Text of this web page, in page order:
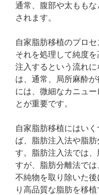
通常、腹部や太もも
されます。
自家脂肪移植のプロ
それを処理して純度
注入するという流れ
は、通常、局所麻酔
には、微細なカニュ
とが重要です。
自家脂肪移植にはい
ば、脂肪注入法や脂
す。脂肪注入法では
すが、脂肪分離法で
不純物を取り除いた
り高品質な脂肪を移